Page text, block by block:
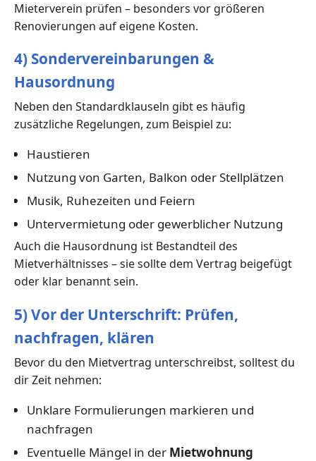
Mieterverein prüfen – besonders vor größeren
Renovierungen auf eigene Kosten.
4) Sondervereinbarungen &
Hausordnung
Neben den Standardklauseln gibt es häufig
zusätzliche Regelungen, zum Beispiel zu:
Haustieren
Nutzung von Garten, Balkon oder Stellplätzen
Musik, Ruhezeiten und Feiern
Untervermietung oder gewerblicher Nutzung
Auch die Hausordnung ist Bestandteil des
Mietverhältnisses – sie sollte dem Vertrag beigefügt
oder klar benannt sein.
5) Vor der Unterschrift: Prüfen,
nachfragen, klären
Bevor du den Mietvertrag unterschreibst, solltest du
dir Zeit nehmen:
Unklare Formulierungen markieren und
nachfragen
Eventuelle Mängel in der Mietwohnung